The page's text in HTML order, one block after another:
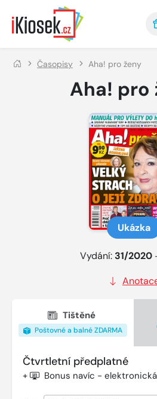
Přejít na hlavní obsah
Časopisy Aha! pro ženy
Aha! pro
Ukázka
Vydání: 31/2020
Tištěné
Poštovné a balné ZDARMA
Čtvrtletní předplatné
+ Bonus navíc -